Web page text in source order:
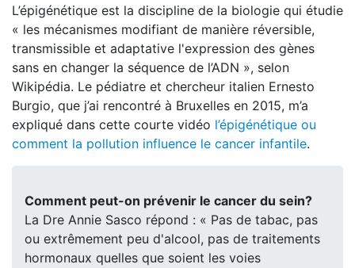
L’épigénétique est la discipline de la biologie qui étudie
« les mécanismes modifiant de manière réversible,
transmissible et adaptative l'expression des gènes
sans en changer la séquence de l’ADN », selon
Wikipédia. Le pédiatre et chercheur italien Ernesto
Burgio, que j’ai rencontré à Bruxelles en 2015, m’a
expliqué dans cette courte vidéo l’épigénétique ou
comment la pollution influence le cancer infantile.
Comment peut-on prévenir le cancer du sein?
La Dre Annie Sasco répond : « Pas de tabac, pas
ou extrêmement peu d'alcool, pas de traitements
hormonaux quelles que soient les voies